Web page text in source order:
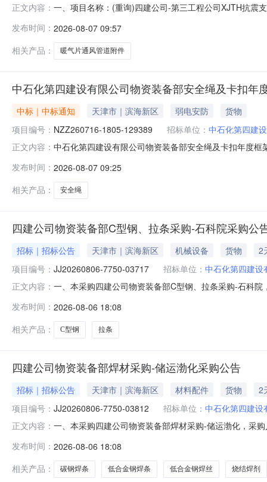
正文内容： 一、项目名称：(重询)四建公司-第三工程公司XJTH抗震
27/272026-10-022河北展宇机电科技有限公司备选供应
发布时间： 2026-08-07 09:57
相关产品：
暖气片通风管道附件
中石化第四建设有限公司物资装备部安全绳及卡扣
中标｜中标通知 天津市｜滨海新区 弱电安防
货物
项目编号： NZZ260716-1805-129389 招标单位： 中石化第四建
正文内容： 中石化第四建设有限公司物资装备部安全绳及卡扣年度
购安全绳\Φ11-13mm镀锌钢丝绳+聚氯乙烯涂塑二、招
发布时间： 2026-08-07 09:25
相关产品：
安全绳
四建公司物资装备部C型钢、拉条采购-石科院采购公
招标｜招标公告 天津市｜滨海新区 机械设备 货物
2
项目编号： JJ20260806-7750-03717 招标单位： 中石化第四建设
正文内容： 一、本采购四建公司物资装备部C型钢、拉条采购-石科
物装设备项目工厂/本部物资库四、供应商资格要求4.1资
发布时间： 2026-08-06 18:08
相关产品：
C型钢 拉条
四建公司物资装备部焊材采购-储运渤化采购公告
招标｜招标公告 天津市｜滨海新区 材料配件 货物
2
项目编号： JJ20260806-7750-03812 招标单位： 中石化第四建设
正文内容： 一、本采购四建公司物资装备部焊材采购-储运渤化，采
公司物装设备项目工厂/本部物资库
发布时间： 2026-08-06 18:08
相关产品：
碳钢焊条 低合金钢焊条 低合金钢焊丝 烧结焊剂